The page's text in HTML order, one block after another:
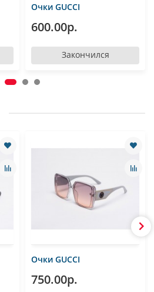
Очки GUCCI
600.00р.
Закончился
Очки GUCCI
750.00р.